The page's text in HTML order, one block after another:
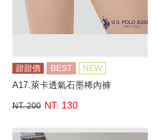
甜甜價 BEST NEW
A17.萊卡透氣石墨稀內褲
NT. 200 NT. 130